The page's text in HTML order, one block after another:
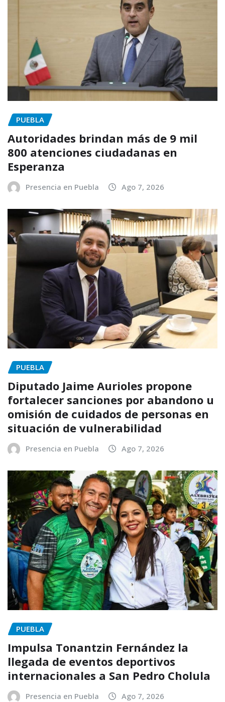
PUEBLA
Autoridades brindan más de 9 mil
800 atenciones ciudadanas en
Esperanza
Presencia en Puebla Ago 7, 2026
PUEBLA
Diputado Jaime Aurioles propone
fortalecer sanciones por abandono u
omisión de cuidados de personas en
situación de vulnerabilidad
Presencia en Puebla Ago 7, 2026
PUEBLA
Impulsa Tonantzin Fernández la
llegada de eventos deportivos
internacionales a San Pedro Cholula
Presencia en Puebla Ago 7, 2026